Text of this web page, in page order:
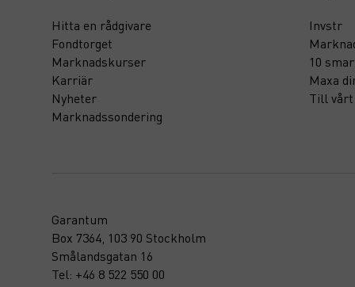
Hitta en rådgivare
Fondtorget
Marknadskurser
Karriär
Nyheter
Marknadssondering
Invstr
10
Maxa
Till
Garantum
Box 7364, 103 90 Stockholm
Smålandsgatan 16
Tel: +46 8 522 550 00